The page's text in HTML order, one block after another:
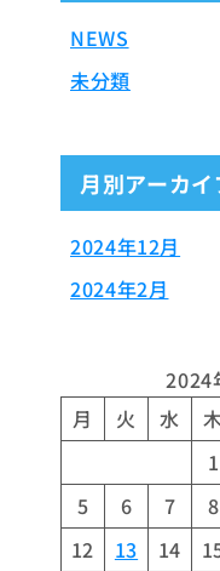
NEWS
未分類
月別アーカイ
2024年12月
2024年2月
2024
月
火 水
1
5
6 7 8
12
13 14